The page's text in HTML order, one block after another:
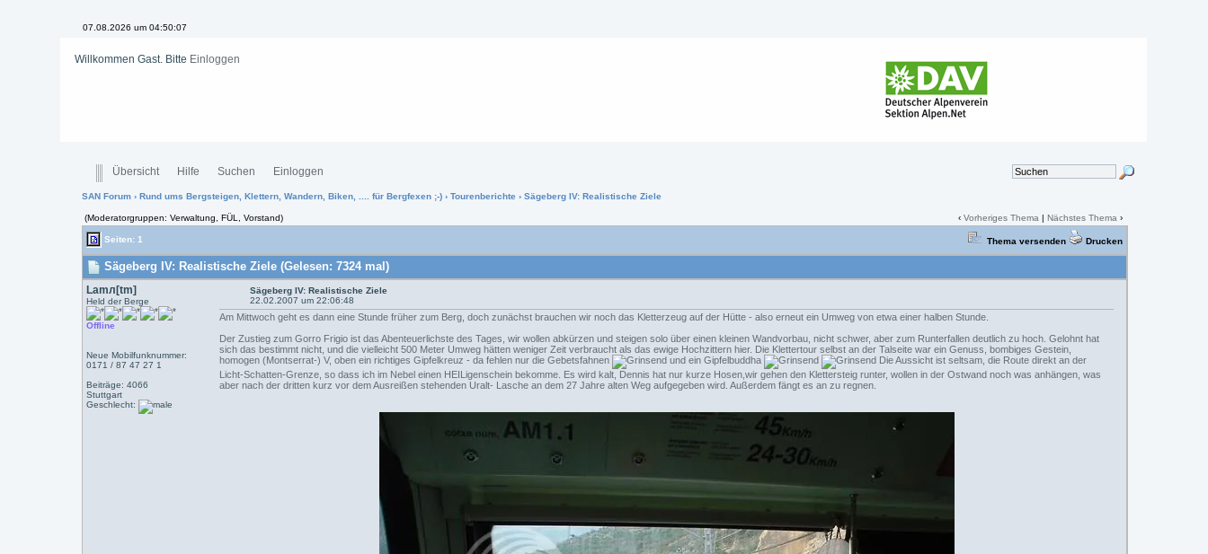
07.08.2026 um 04:50:08
Willkommen Gast. Bitte Einloggen
Übersicht Hilfe Suchen Einloggen
SAN Forum ›Rund ums Bergsteigen, Klettern, Wandern, Biken, .... für Bergfexen ;-) ›Tourenberichte › Sägeberg IV: Realistische Ziele
(Moderatorgruppen: Verwaltung, FÜL, Vorstand) ‹Vorheriges Thema |Nächstes Thema ›
Seiten: 1 Thema versenden Drucken
Sägeberg IV: Realistische Ziele (Gelesen: 7324 mal)
Lamл[tm]
Held der Berge
Offline
Neue Mobilfunknummer:
0171 / 87 47 27 1
Beiträge: 4066
Stuttgart
Geschlecht:
Sägeberg IV: Realistische Ziele
22.02.2007 um 22:06:48
Am Mittwoch geht es dann eine Stunde früher zum Berg, doch zunächst brauchen wir noch das Kletterzeug auf der Hütte - also erneut ein Umweg von etwa einer halben Stunde.
Der Zustieg zum Gorro Frigio ist das Abenteuerlichste des Tages, wir wollen abkürzen und steigen solo über einen kleinen Wandvorbau, nicht schwer, aber zum Runterfallen deutlich zu hoch. Gelohnt hat
sich das bestimmt nicht, und die vielleicht 500 Meter Umweg hätten weniger Zeit verbraucht als das ewige Hochzittern hier. Die Klettertour selbst an der Talseite war ein Genuss, bombiges Gestein,
homogen (Montserrat-) V, oben ein richtiges Gipfelkreuz - da fehlen nur die Gebetsfahnen
und ein Gipfelbuddha
Die Aussicht ist seltsam, die Route direkt an der
Licht-Schatten-Grenze, so dass ich im Nebel einen HEILigenschein bekomme. Es wird kalt, Dennis hat nur kurze Hosen,wir gehen den Klettersteig runter, wollen in der Ostwand noch was anhängen, was
aber nach der dritten kurz vor dem Ausreißen stehenden Uralt- Lasche an dem 27 Jahre alten Weg aufgegeben wird. Außerdem fängt es an zu regnen.